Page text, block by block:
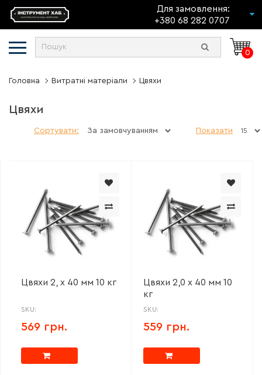
Для замовлення:
+380 68 282 0707
0
Головна Витратні матеріали Цвяхи
Цвяхи
Сортувати: Показати
Цвяхи 2, х 40 мм 10 кг
SKU:
569 грн.
Цвяхи 2,0 х 40 мм 10
кг
SKU:
559 грн.